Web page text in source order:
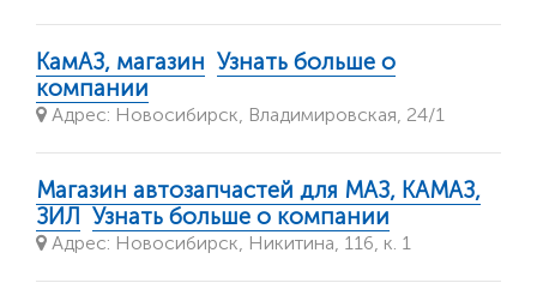
КамАЗ, магазин Узнать больше о
компании
Адрес: Новосибирск, Владимировская, 24/1
Магазин автозапчастей для МАЗ, КАМАЗ,
ЗИЛ Узнать больше о компании
Адрес: Новосибирск, Никитина, 116, к. 1